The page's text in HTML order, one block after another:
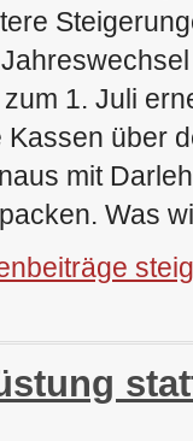
1. Juli
über
mit
Was